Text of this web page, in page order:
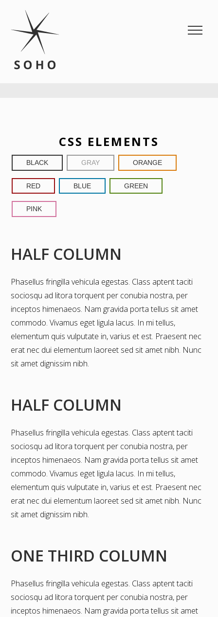
CSS ELEMENTS
BLACK GRAY ORANGE
RED BLUE GREEN
PINK
HALF COLUMN
Phasellus fringilla vehicula egestas. Class aptent taciti
sociosqu ad litora torquent per conubia nostra, per
inceptos himenaeos. Nam gravida porta tellus sit amet
commodo. Vivamus eget ligula lacus. In mi tellus,
elementum quis vulputate in, varius et est. Praesent nec
erat nec dui elementum laoreet sed sit amet nibh. Nunc
sit amet dignissim nibh.
HALF COLUMN
Phasellus fringilla vehicula egestas. Class aptent taciti
sociosqu ad litora torquent per conubia nostra, per
inceptos himenaeos. Nam gravida porta tellus sit amet
commodo. Vivamus eget ligula lacus. In mi tellus,
elementum quis vulputate in, varius et est. Praesent nec
erat nec dui elementum laoreet sed sit amet nibh. Nunc
sit amet dignissim nibh.
ONE THIRD COLUMN
Phasellus fringilla vehicula egestas. Class aptent taciti
sociosqu ad litora torquent per conubia nostra, per
inceptos himenaeos. Nam gravida porta tellus sit amet